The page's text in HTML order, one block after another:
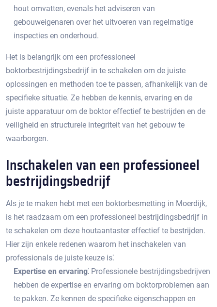
hout omvatten, evenals het adviseren van
gebouweigenaren over het uitvoeren van regelmatige
inspecties en onderhoud.​
Het is belangrijk om een professioneel
boktorbestrijdingsbedrijf in te schakelen om de juiste
oplossingen en methoden toe te passen, afhankelijk van de
specifieke situatie.​ Ze hebben de kennis, ervaring en de
juiste apparatuur om de boktor effectief te bestrijden en de
veiligheid en structurele integriteit van het gebouw te
waarborgen.​
Inschakelen van een professioneel
bestrijdingsbedrijf
Als je te maken hebt met een boktorbesmetting in Moerdijk,
is het raadzaam om een professioneel bestrijdingsbedrijf in
te schakelen om deze houtaantaster effectief te bestrijden.​
Hier zijn enkele redenen waarom het inschakelen van
professionals de juiste keuze is⁚
Expertise en ervaring⁚ Professionele bestrijdingsbedrijven
hebben de expertise en ervaring om boktorproblemen aan
te pakken.​ Ze kennen de specifieke eigenschappen en